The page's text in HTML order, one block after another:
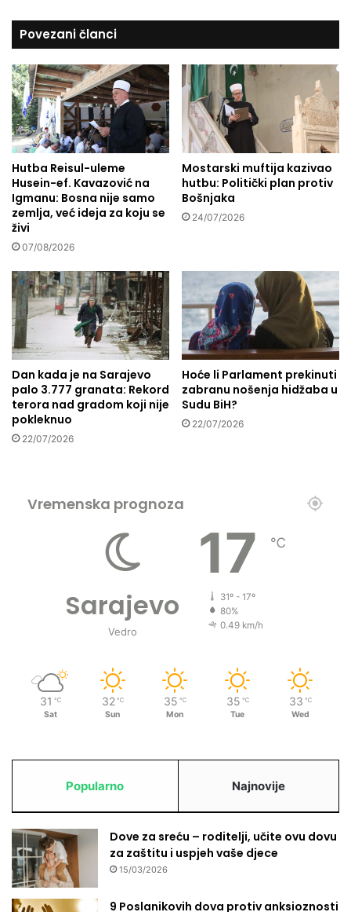
0
0
,
0
0
€
l
a
h
A
w
a
d
A
l
J
u
h
a
n
p
r
e
d
v
d
i
o
i
m
a
r
i
t
Povezani članci
Hutba Reisul-uleme
Husein-ef. Kavazović na
Igmanu: Bosna nije samo
zemlja, već ideja za koju se
živi
07/08/2026
Mostarski muftija kazivao
hutbu: Politički plan protiv
Bošnjaka
24/07/2026
Dan kada je na Sarajevo
palo 3.777 granata: Rekord
terora nad gradom koji nije
pokleknuo
22/07/2026
Hoće li Parlament prekinuti
zabranu nošenja hidžaba u
Sudu BiH?
22/07/2026
Vremenska prognoza
Sarajevo
Vedro
17 ℃
31º - 17º
80%
0.49 km/h
31 ℃
Sat
32 ℃
Sun
35 ℃
Mon
35 ℃
Tue
33 ℃
Wed
Popularno Najnovije
Dove za sreću – roditelji, učite ovu dovu
za zaštitu i uspjeh vaše djece
15/03/2026
9 Poslanikovih dova protiv anksioznosti